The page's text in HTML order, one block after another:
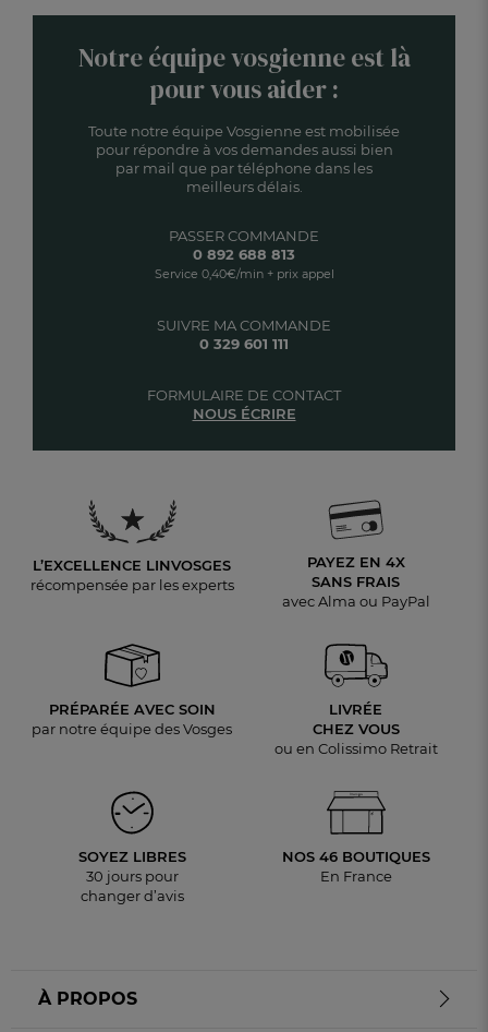
Notre équipe vosgienne est là
pour vous aider :
Toute notre équipe Vosgienne est mobilisée
pour répondre à vos demandes aussi bien
par mail que par téléphone dans les
meilleurs délais.
SUIVRE MA COMMANDE
0 329 601 111
PASSER COMMANDE
0 892 688 813
Service 0,40€/min + prix appel
FORMULAIRE DE CONTACT
NOUS ÉCRIRE
L’EXCELLENCE LINVOSGES
récompensée par les experts
PAYEZ EN 4X
SANS FRAIS
avec Alma ou PayPal
PRÉPARÉE AVEC SOIN
par notre équipe des Vosges
LIVRÉE
CHEZ VOUS
ou en Colissimo Retrait
SOYEZ LIBRES
30 jours pour
changer d’avis
NOS 46 BOUTIQUES
En France
À PROPOS